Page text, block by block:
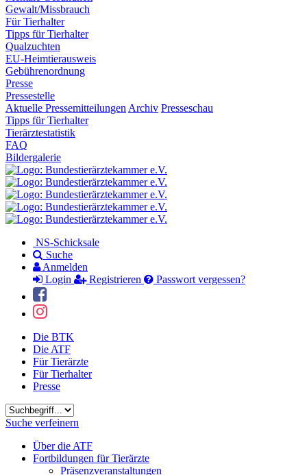
Gewalt/Missbrauch
Für Tierhalter
Tipps für Tierhalter
Qualzuchten
EU-Heimtierausweis
Gebührenordnung
Presse
Pressestelle
Aktuelle Pressemitteilungen Archiv Presseschau
Tipps für Tierhalter
Tierärztestatistik
FAQ
Bildergalerie
NS-Schicksale
Suche
Anmelden
Login
Registrieren Passwort vergessen?
Die BTK
Die ATF
Für Tierärzte
Für Tierhalter
Presse
Suchbegriff
Suche verfeinern
Über die ATF
Fortbildungen für Tierärzte
Präsenzveranstaltungen